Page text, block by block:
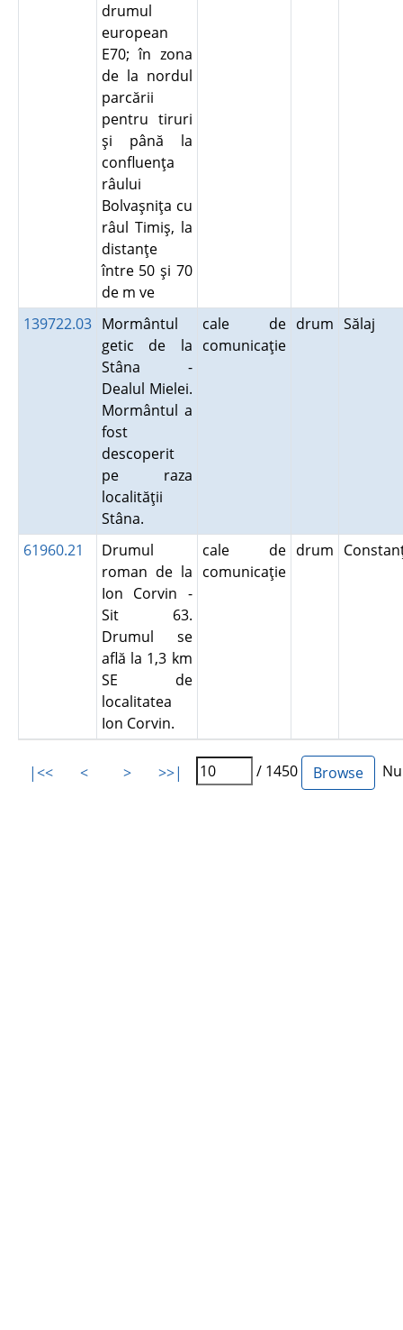
drumul
european
E70; în zona
de la nordul
parcării
pentru tiruri
şi până la
confluenţa
râului
Bolvaşniţa cu
râul Timiş, la
distanţe
între 50 şi 70
de m ve
139722.03 Mormântul
getic de la
Stâna -
Dealul Mielei.
Mormântul a
fost
descoperit
pe raza
localităţii
Stâna.
cale de
comunicaţie
drum Sălaj
61960.21
Drumul
roman de la
Ion Corvin -
Sit 63.
Drumul se
află la 1,3 km
SE de
localitatea
Ion Corvin.
cale de
comunicaţie
drum
|<< < > >>| / 1450